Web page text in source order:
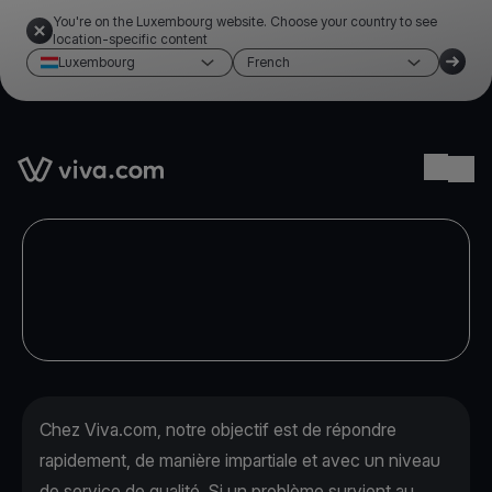
You're on the Luxembourg website. Choose your country to see
location-specific content
Luxembourg
French
Link to the homepage
Chez Viva.com, notre objectif est de répondre
rapidement, de manière impartiale et avec un niveau